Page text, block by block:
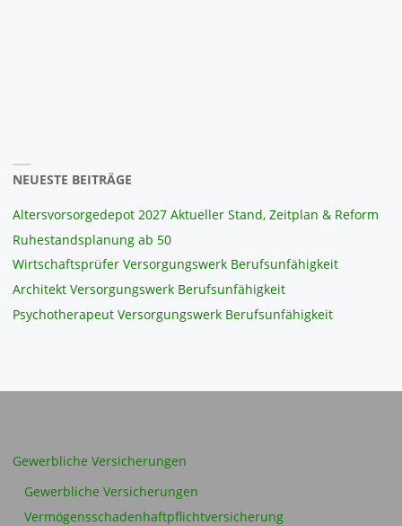
NEUESTE BEITRÄGE
Altersvorsorgedepot 2027 Aktueller Stand, Zeitplan & Reform
Ruhestandsplanung ab 50
Wirtschaftsprüfer Versorgungswerk Berufsunfähigkeit
Architekt Versorgungswerk Berufsunfähigkeit
Psychotherapeut Versorgungswerk Berufsunfähigkeit
Gewerbliche Versicherungen
Gewerbliche Versicherungen
Vermögensschadenhaftpflichtversicherung